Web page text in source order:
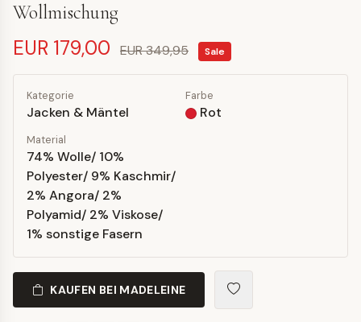
Wollmischung
EUR 179,00 EUR 349,95 Sale
Kategorie
Jacken & Mäntel
Farbe
Rot
Material
74% Wolle/ 10%
Polyester/ 9% Kaschmir/
2% Angora/ 2%
Polyamid/ 2% Viskose/
1% sonstige Fasern
KAUFEN BEI MADELEINE